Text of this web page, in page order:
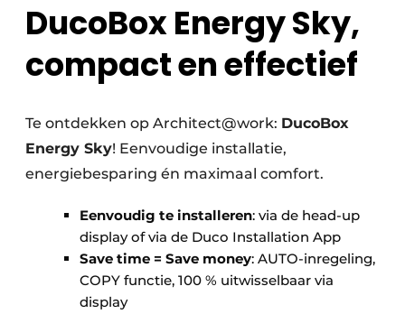
DucoBox Energy Sky,
compact en effectief
Te ontdekken op Architect@work: DucoBox
Energy Sky! Eenvoudige installatie,
energiebesparing én maximaal comfort.
Eenvoudig te installeren: via de head-up
display of via de Duco Installation App
Save time = Save money: AUTO-inregeling,
COPY functie, 100 % uitwisselbaar via
display